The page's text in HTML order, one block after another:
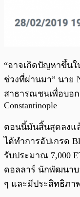
“อาจเกิดปัญหาขึ้นใ
ช่วงที่ผ่านมา” นาย
สาธารณชนเพื่อบอก
Constantinople
ตอนนี้มันสิ้นสุดลงแล้
ได้ทำการอัปเกรด
รับประมาณ 7,000
ดอลลาร์ นักพัฒนาบ
ๆ และมีประสิทธิภา